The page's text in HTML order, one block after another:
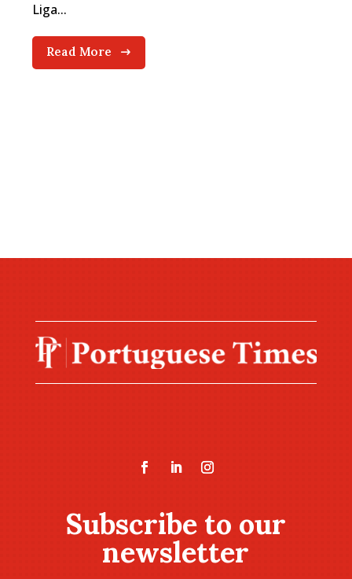
Liga...
Read More
Subscribe to our
newsletter